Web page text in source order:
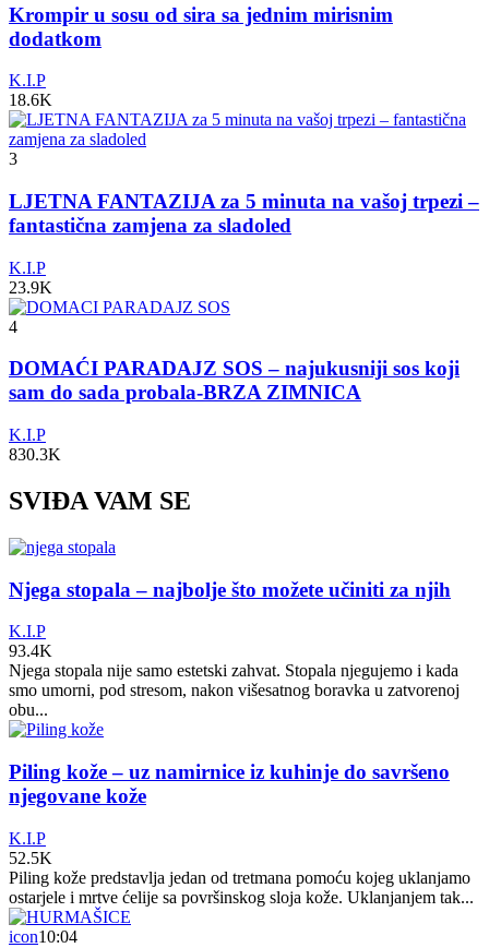
Krompir u sosu od sira sa jednim mirisnim
dodatkom
K.I.P
18.6K
3
LJETNA FANTAZIJA za 5 minuta na vašoj trpezi –
fantastična zamjena za sladoled
K.I.P
23.9K
4
DOMAĆI PARADAJZ SOS – najukusniji sos koji
sam do sada probala-BRZA ZIMNICA
K.I.P
830.3K
SVIĐA VAM SE
Njega stopala – najbolje što možete učiniti za njih
K.I.P
93.4K
Njega stopala nije samo estetski zahvat. Stopala njegujemo i kada
smo umorni, pod stresom, nakon višesatnog boravka u zatvorenoj
obu...
Piling kože – uz namirnice iz kuhinje do savršeno
njegovane kože
K.I.P
52.5K
Piling kože predstavlja jedan od tretmana pomoću kojeg uklanjamo
ostarjele i mrtve ćelije sa površinskog sloja kože. Uklanjanjem tak...
icon10:04